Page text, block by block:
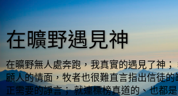
在曠野遇見神
在曠野無人處奔跑，我真實的遇見了神
顧人的情面，牧者也很難直言指出信徒
正需要的諍言； 就連標榜真道的、也都